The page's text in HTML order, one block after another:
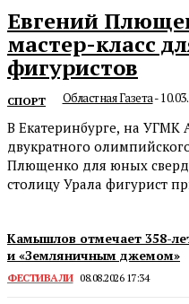
Евгений
мастер-класс
фигуристов
СПОРТ Областная Газета-
В Екатеринбурге, на УГМК
двукратного
Плющенко для юных
столицу Урала фигурист
Камышлов отмечает 358-
и «Земляничным джемом»
ФЕСТИВАЛИ 08.08.2026 17:34